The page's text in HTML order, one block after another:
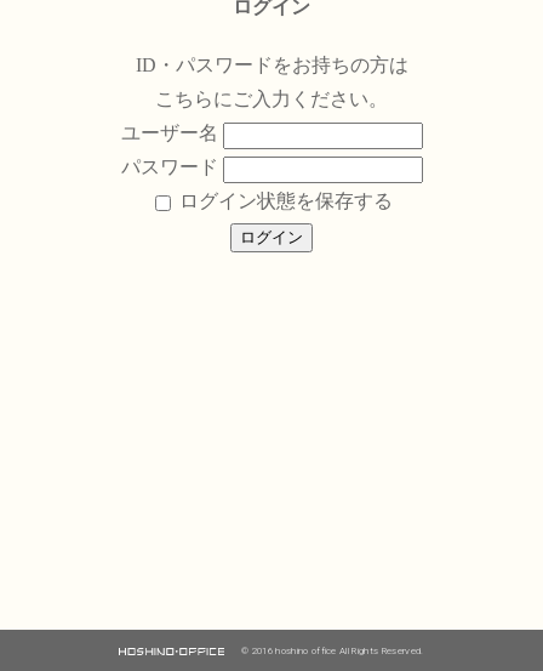
ログイン
ID・パスワードをお持ちの方は
こちらにご入力ください。
ユーザー名
パスワード
ログイン状態を保存する
© 2016 hoshino office All Rights Reserved.